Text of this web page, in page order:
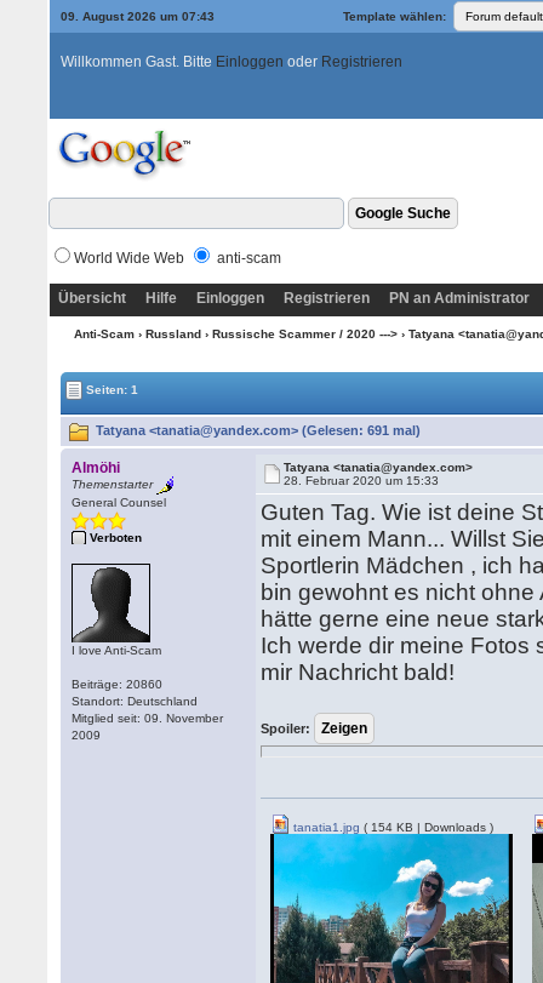
09. August 2026 um 07:43 Template wählen:
Willkommen Gast. Bitte Einloggen oder Registrieren
World Wide Web anti-scam
Übersicht Hilfe Einloggen Registrieren PN an Administrator
Anti-Scam› Russland› Russische Scammer / 2020 --->› Tatyana
Seiten: 1
Tatyana <tanatia@yandex.com> (Gelesen: 691 mal)
Almöhi
Themenstarter
General Counsel
Verboten
I love Anti-Scam
Beiträge: 20860
Standort: Deutschland
Mitglied seit: 09. November
2009
Tatyana <tanatia@yandex.com>
28. Februar 2020 um 15:33
Guten Tag. Wie ist deine
mit einem Mann... Willst
Sportlerin Mädchen , ich
bin gewohnt es nicht
hätte gerne eine neue
Ich werde dir meine Fotos
mir Nachricht bald!
Spoiler:
tanatia1.jpg ( 154 KB | Downloads )